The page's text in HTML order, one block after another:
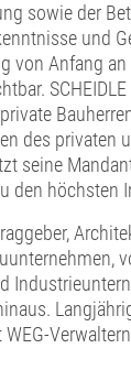
sowie der
und
von Anfang
des privaten
seine
den höchsten